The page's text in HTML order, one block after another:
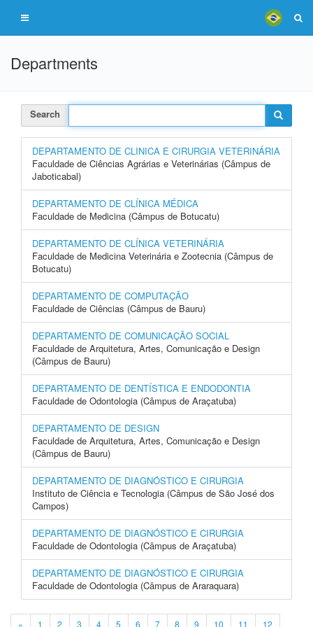
Departments
Search
DEPARTAMENTO DE CLINICA E CIRURGIA VETERINÁRIA
Faculdade de Ciências Agrárias e Veterinárias (Câmpus de
Jaboticabal)
DEPARTAMENTO DE CLÍNICA MÉDICA
Faculdade de Medicina (Câmpus de Botucatu)
DEPARTAMENTO DE CLÍNICA VETERINÁRIA
Faculdade de Medicina Veterinária e Zootecnia (Câmpus de
Botucatu)
DEPARTAMENTO DE COMPUTAÇÃO
Faculdade de Ciências (Câmpus de Bauru)
DEPARTAMENTO DE COMUNICAÇÃO SOCIAL
Faculdade de Arquitetura, Artes, Comunicação e Design
(Câmpus de Bauru)
DEPARTAMENTO DE DENTÍSTICA E ENDODONTIA
Faculdade de Odontologia (Câmpus de Araçatuba)
DEPARTAMENTO DE DESIGN
Faculdade de Arquitetura, Artes, Comunicação e Design
(Câmpus de Bauru)
DEPARTAMENTO DE DIAGNÓSTICO E CIRURGIA
Instituto de Ciência e Tecnologia (Câmpus de São José dos
Campos)
DEPARTAMENTO DE DIAGNÓSTICO E CIRURGIA
Faculdade de Odontologia (Câmpus de Araçatuba)
DEPARTAMENTO DE DIAGNÓSTICO E CIRURGIA
Faculdade de Odontologia (Câmpus de Araraquara)
« 1 2 3 4 5 6 7 8 9 10 11 12